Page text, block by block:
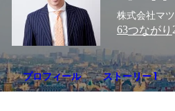
株式会社マ
63つながり
プロフィール ストーリー 1